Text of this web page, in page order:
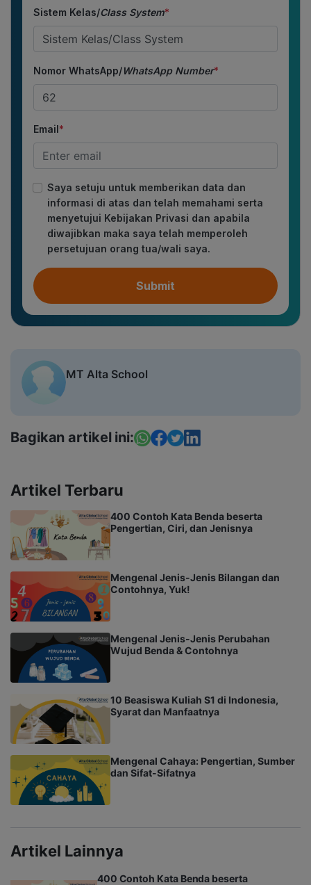
Sistem Kelas/Class System*
Nomor WhatsApp/WhatsApp Number*
Email*
Saya setuju untuk memberikan data dan
informasi di atas dan telah memahami serta
menyetujui Kebijakan Privasi dan apabila
diwajibkan maka saya telah memperoleh
persetujuan orang tua/wali saya.
Submit
MT Alta School
Bagikan artikel ini:
Artikel Terbaru
400 Contoh Kata Benda beserta
Pengertian, Ciri, dan Jenisnya
Mengenal Jenis-Jenis Bilangan dan
Contohnya, Yuk!
Mengenal Jenis-Jenis Perubahan
Wujud Benda & Contohnya
10 Beasiswa Kuliah S1 di Indonesia,
Syarat dan Manfaatnya
Mengenal Cahaya: Pengertian, Sumber
dan Sifat-Sifatnya
Artikel Lainnya
400 Contoh Kata Benda beserta